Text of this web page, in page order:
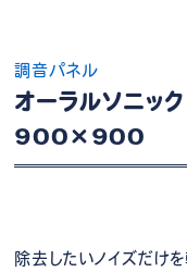
調音パネル
オーラルソニッ
900×900
除去したいノイズだけ